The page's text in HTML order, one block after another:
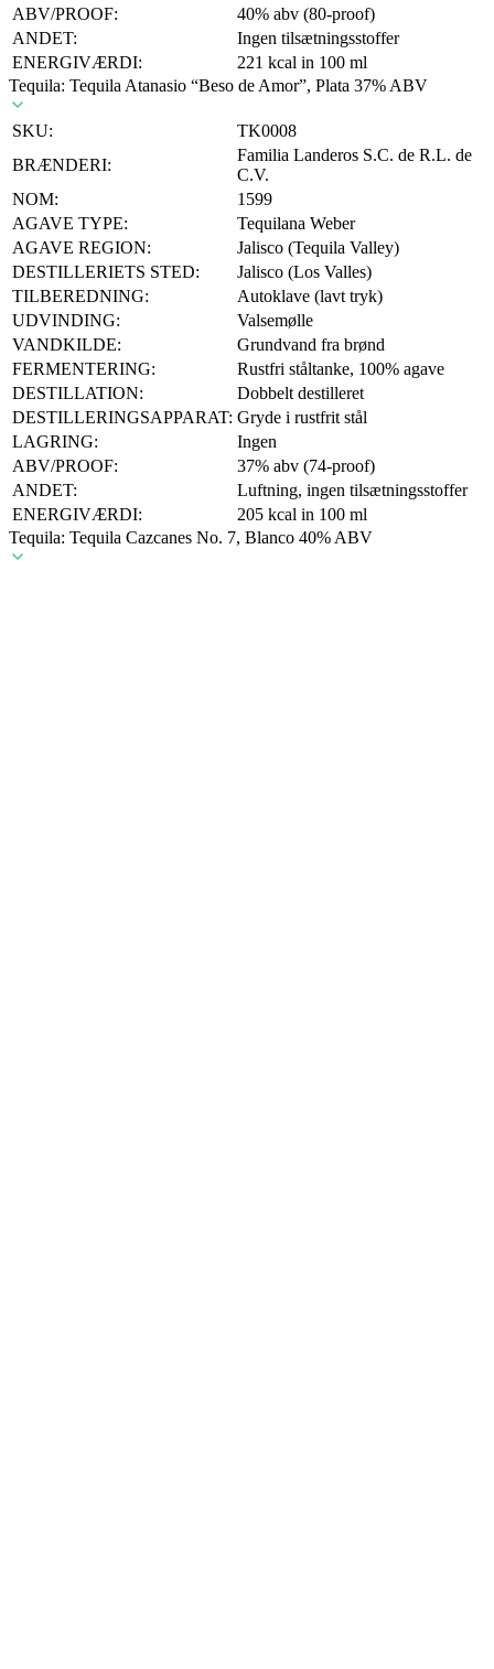
ABV/PROOF:
40% abv (80-proof)
ANDET:
Ingen tilsætningsstoffer
ENERGIVÆRDI:
221 kcal in 100 ml
Tequila: Tequila Atanasio “Beso de Amor”, Plata 37% ABV
SKU:
TK0008
BRÆNDERI:
Familia Landeros S.C. de R.L. de
C.V.
NOM:
1599
AGAVE TYPE:
Tequilana Weber
AGAVE REGION:
Jalisco (Tequila Valley)
DESTILLERIETS STED:
Jalisco (Los Valles)
TILBEREDNING:
Autoklave (lavt tryk)
UDVINDING:
Valsemølle
VANDKILDE:
Grundvand fra brønd
FERMENTERING:
Rustfri ståltanke, 100% agave
DESTILLATION:
Dobbelt destilleret
DESTILLERINGSAPPARAT: Gryde i rustfrit stål
LAGRING:
Ingen
ABV/PROOF:
37% abv (74-proof)
ANDET:
Luftning, ingen tilsætningsstoffer
ENERGIVÆRDI:
205 kcal in 100 ml
Tequila: Tequila Cazcanes No. 7, Blanco 40% ABV